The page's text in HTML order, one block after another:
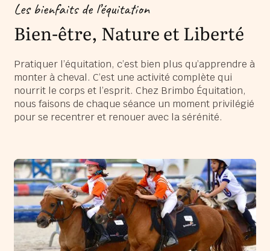
Les bienfaits de l’équitation
Bien-être, Nature et Liberté
Pratiquer l’équitation, c’est bien plus qu’apprendre à
monter à cheval. C’est une activité complète qui
nourrit le corps et l’esprit. Chez Brimbo Équitation,
nous faisons de chaque séance un moment privilégié
pour se recentrer et renouer avec la sérénité.